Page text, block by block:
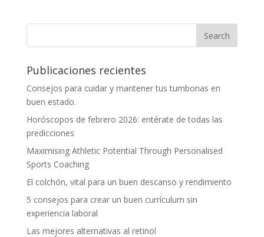
Publicaciones recientes
Consejos para cuidar y mantener tus tumbonas en
buen estado.
Horóscopos de febrero 2026: entérate de todas las
predicciones
Maximising Athletic Potential Through Personalised
Sports Coaching
El colchón, vital para un buen descanso y rendimiento
5 consejos para crear un buen currículum sin
experiencia laboral
Las mejores alternativas al retinol